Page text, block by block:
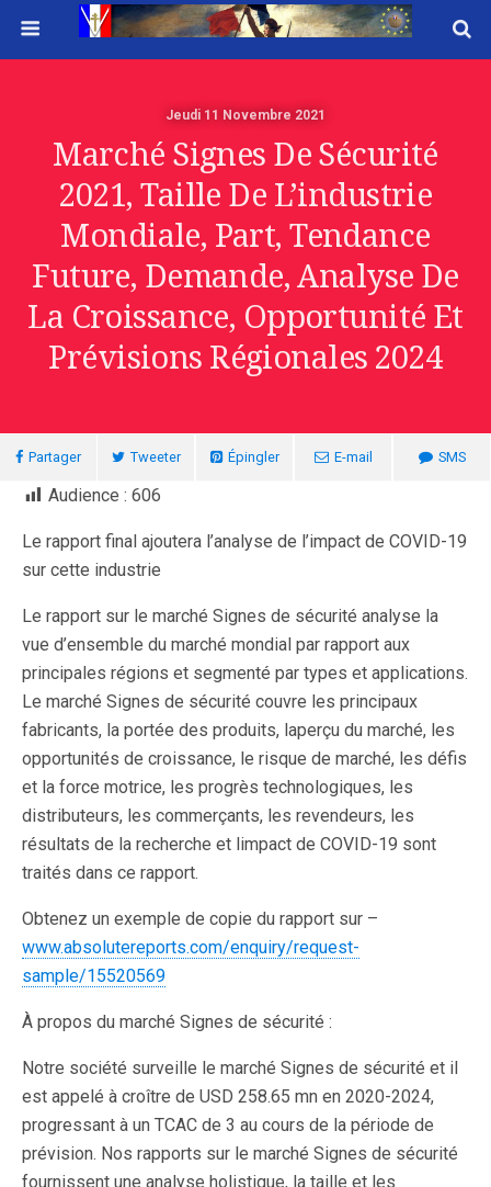
Jeudi 11 Novembre 2021
Marché Signes De Sécurité
2021, Taille De L’industrie
Mondiale, Part, Tendance
Future, Demande, Analyse De
La Croissance, Opportunité Et
Prévisions Régionales 2024
Partager Tweeter Épingler E-mail SMS
Audience : 606
Le rapport final ajoutera l’analyse de l’impact de COVID-19
sur cette industrie
Le rapport sur le marché Signes de sécurité analyse la
vue d’ensemble du marché mondial par rapport aux
principales régions et segmenté par types et applications.
Le marché Signes de sécurité couvre les principaux
fabricants, la portée des produits, laperçu du marché, les
opportunités de croissance, le risque de marché, les défis
et la force motrice, les progrès technologiques, les
distributeurs, les commerçants, les revendeurs, les
résultats de la recherche et limpact de COVID-19 sont
traités dans ce rapport.
Obtenez un exemple de copie du rapport sur –
www.absolutereports.com/enquiry/request-
sample/15520569
À propos du marché Signes de sécurité :
Notre société surveille le marché Signes de sécurité et il
est appelé à croître de USD 258.65 mn en 2020-2024,
progressant à un TCAC de 3 au cours de la période de
prévision. Nos rapports sur le marché Signes de sécurité
fournissent une analyse holistique, la taille et les